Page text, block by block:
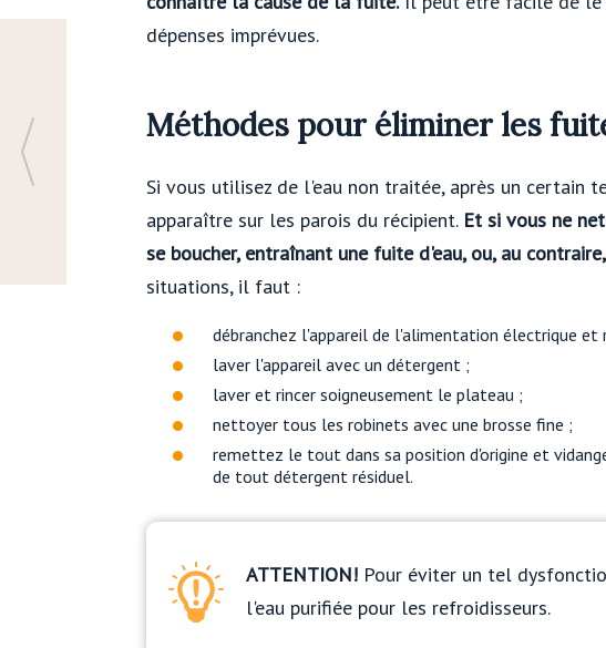
dépenses imprévues.
Méthodes pour éliminer les
Si vous utilisez de l'eau non traitée, après un certain
apparaître sur les parois du récipient. Et si vous ne
se boucher, entraînant une fuite d'eau, ou, au
situations, il faut :
débranchez l'appareil de l'alimentation électrique
laver l'appareil avec un détergent ;
laver et rincer soigneusement le plateau ;
nettoyer tous les robinets avec une brosse fine ;
remettez le tout dans sa position d'origine et
de tout détergent résiduel.
ATTENTION! Pour éviter un tel
l'eau purifiée pour les refroidisseurs.